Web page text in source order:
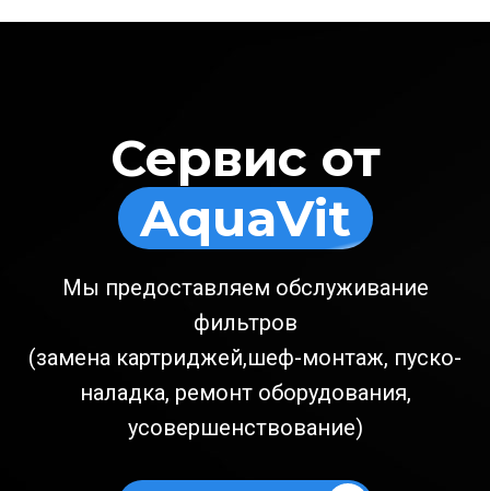
Сервис от
AquaVit
Мы предоставляем обслуживание
фильтров
(замена картриджей,шеф-монтаж, пуско-
наладка, ремонт оборудования,
усовершенствование)